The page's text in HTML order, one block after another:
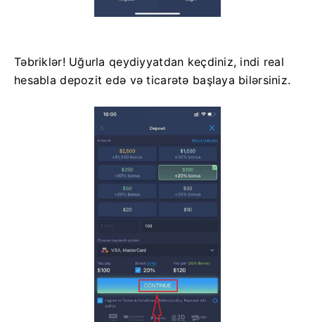
Təbriklər! Uğurla qeydiyyatdan keçdiniz, indi real
hesabla depozit edə və ticarətə başlaya bilərsiniz.